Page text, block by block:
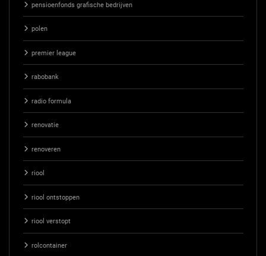
pensioenfonds grafische bedrijven
polen
premier league
rabobank
radio formula
renovatie
renoveren
riool
riool ontstoppen
riool verstopt
rolcontainer